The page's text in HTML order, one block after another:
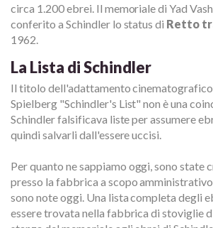
circa 1.200 ebrei. Il memoriale di Yad
conferito a Schindler lo status di Retto
1962.
La Lista di Schindler
Il titolo dell'adattamento cinematografico
Spielberg "Schindler's List" non è una
Schindler falsificava liste per assumere
quindi salvarli dall'essere uccisi.
Per quanto ne sappiamo oggi, sono state
presso la fabbrica a scopo
sono note oggi. Una lista completa degli
essere trovata nella fabbrica di stoviglie